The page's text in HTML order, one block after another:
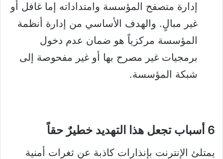
إدارة متصفح المؤسسة وامتداداته إما غافل أو
غير مبالٍ. والهدف الأساسي من إدارة أنظمة
المؤسسة مركزياً هو ضمان عدم دخول
برمجيات غير مصرح بها أو غير مفحوصة إلى
شبكة المؤسسة.
6 أسباب تجعل هذا التهديد خطيرٌ حقاً
يمتلئ الإنترنت بإنذارات كاذبة عن ثغرات أمنية